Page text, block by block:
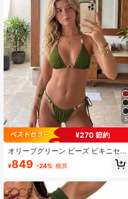
5
¥270 節約
オリーブグリーン ビーズ ビキニセッ
ト - エレガントなトライアングルト
ップ & サイドタイボトム パールデコ
トロピカル旅行 夏に最適
¥849 -24% 概算